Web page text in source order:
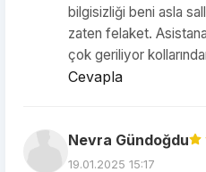
bilgisizliği beni asla
zaten felaket.
çok geriliyor
Cevapla
Nevra Gündoğdu
19.01.2025 15:17